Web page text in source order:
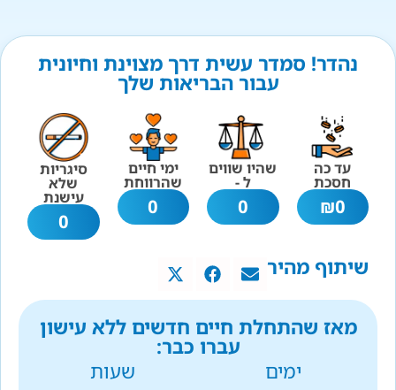
נהדר! סמדר עשית דרך מצוינת וחיונית
עבור הבריאות שלך
עד כה
חסכת
0
₪
שהיו שווים
ל -
0
ימי חיים
שהרווחת
0
סיגריות
שלא
עישנת
0
שיתוף מהיר
מאז שהתחלת חיים חדשים ללא עישון
עברו כבר:
ימים
שעות